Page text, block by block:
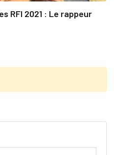
RFI 2021 : Le rappeur